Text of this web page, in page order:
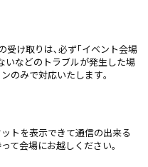
受け取りは､必ず｢イベント会場
いなどのトラブルが発生した場
のみで対応いたします｡
トを表示できて通信の出来る
て会場にお越しください｡